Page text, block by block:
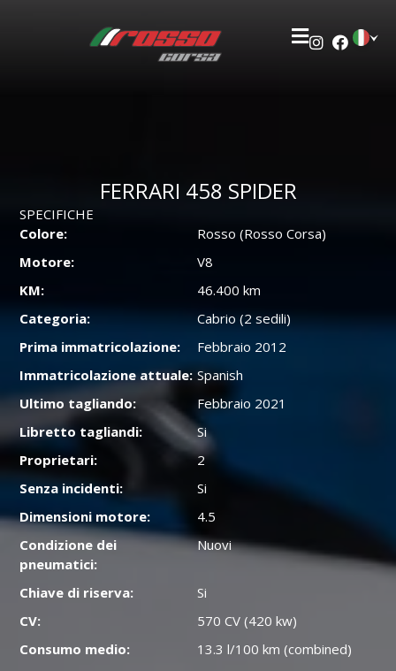
FERRARI 458 SPIDER
SPECIFICHE
Colore:
Rosso (Rosso Corsa)
Motore:
V8
KM:
46.400 km
Categoria:
Cabrio (2 sedili)
Prima immatricolazione:
Febbraio 2012
Immatricolazione attuale: Spanish
Ultimo tagliando:
Febbraio 2021
Libretto tagliandi:
Si
Proprietari:
2
Senza incidenti:
Si
Dimensioni motore:
4.5
Condizione dei
pneumatici:
Nuovi
Chiave di riserva:
Si
CV:
570 CV (420 kw)
Consumo medio:
13.3 l/100 km (combined)